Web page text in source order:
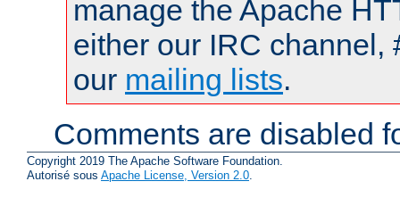
manage the Apache
either our IRC channel,
our mailing lists.
Comments are disabled
Copyright 2019 The Apache Software Foundation.
Autorisé sous Apache License, Version 2.0.